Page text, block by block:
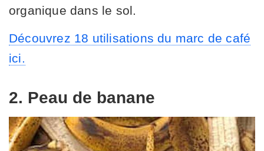
organique dans le sol.
Découvrez 18 utilisations du marc de café
ici.
2. Peau de banane